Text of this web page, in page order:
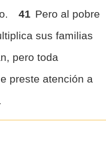
41 Pero al pobre
sus familias
pero toda
preste atención a